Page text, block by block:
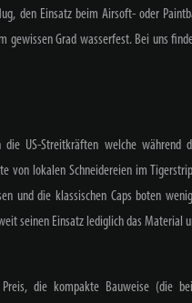
den Einsatz beim Airsoft- oder
gewissen Grad wasserfest. Bei uns
US-Streitkräften welche während
von lokalen Schneidereien im
und die klassischen Caps boten
seinen Einsatz lediglich das Material
die kompakte Bauweise (die